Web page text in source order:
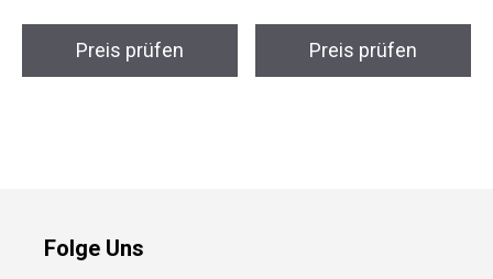
Teror AquaPad Kids
Kickboard
Haowul Aquaview
Kinder Schwimmbrille